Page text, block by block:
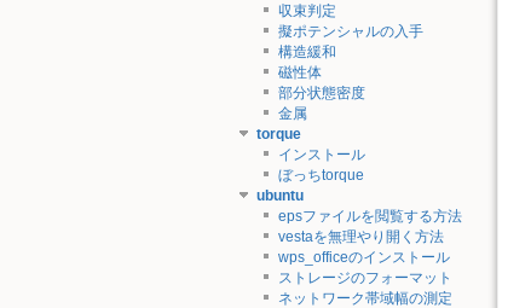
収束判定
擬ポテンシャルの入手
構造緩和
磁性体
部分状態密度
金属
torque
インストール
ぼっちtorque
ubuntu
epsファイルを閲覧する方法
vestaを無理やり開く方法
wps_officeのインストール
ストレージのフォーマット
ネットワーク帯域幅の測定